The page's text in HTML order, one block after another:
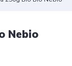
Nebio